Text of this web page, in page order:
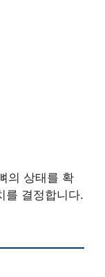
의 상태를 확
를 결정합니다.